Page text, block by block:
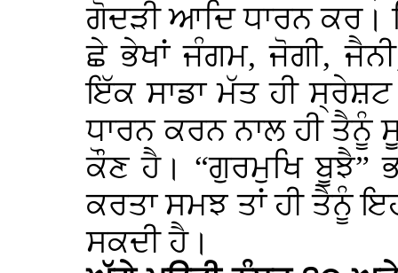
ਗੋਦੜੀ ਆਦਿ ਧਾਰਨ ਕਰ।
ਛੇ ਭੇਖਾਂ ਜੰਗਮ, ਜੋਗੀ,
ਇੱਕ ਸਾਡਾ ਮੱਤ ਹੀ
ਧਾਰਨ ਕਰਨ ਨਾਲ ਹੀ ਤੈਨੂੰ
ਕੌਣ ਹੈ। “ਗੁਰਮੁਖਿ ਬੂਝੈ”
ਕਰਤਾ ਸਮਝ ਤਾਂ ਹੀ ਤੈਨੂੰ
ਸਕਦੀ ਹੈ।